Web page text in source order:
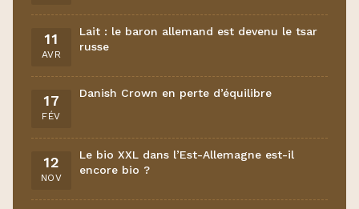
11
AVR
Lait : le baron allemand est devenu le tsar
russe
17
FÉV
Danish Crown en perte d’équilibre
12
NOV
Le bio XXL dans l’Est-Allemagne est-il
encore bio ?